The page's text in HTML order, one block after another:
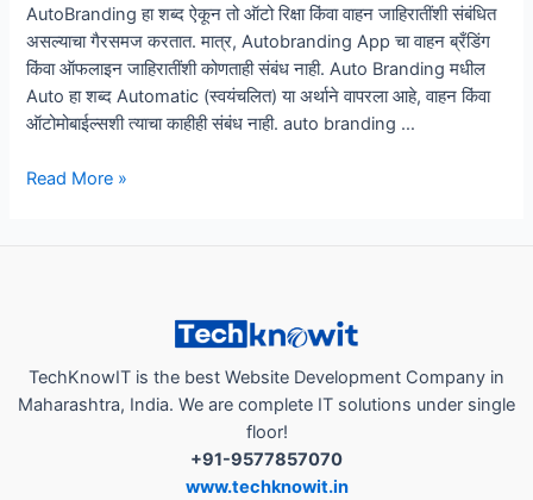
AutoBranding हा शब्द ऐकून तो ऑटो रिक्षा किंवा वाहन जाहिरातींशी संबंधित
असल्याचा गैरसमज करतात. मात्र, Autobranding App चा वाहन ब्रँडिंग
किंवा ऑफलाइन जाहिरातींशी कोणताही संबंध नाही. Auto Branding मधील
Auto हा शब्द Automatic (स्वयंचलित) या अर्थाने वापरला आहे, वाहन किंवा
ऑटोमोबाईल्सशी त्याचा काहीही संबंध नाही. auto branding …
“AutoBranding
का
नाही?”
Read More »
TechKnowIT is the best Website Development Company in
Maharashtra, India. We are complete IT solutions under single
floor!
+91-9577857070
www.techknowit.in